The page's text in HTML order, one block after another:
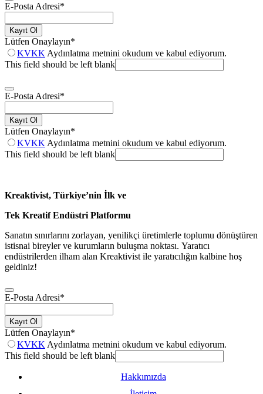
E-Posta Adresi*
Kayıt Ol
Lütfen Onaylayın*
KVKK Aydınlatma metnini okudum ve kabul ediyorum.
This field should be left blank
E-Posta Adresi*
Kayıt Ol
Lütfen Onaylayın*
KVKK Aydınlatma metnini okudum ve kabul ediyorum.
This field should be left blank
Kreaktivist, Türkiye’nin İlk ve
Tek Kreatif Endüstri Platformu
Sanatın sınırlarını zorlayan, yenilikçi üretimlerle toplumu dönüştüren
istisnai bireyler ve kurumların buluşma noktası. Yaratıcı
endüstrilerden ilham alan Kreaktivist ile yaratıcılığın kalbine hoş
geldiniz!
E-Posta Adresi*
Kayıt Ol
Lütfen Onaylayın*
KVKK Aydınlatma metnini okudum ve kabul ediyorum.
This field should be left blank
Hakkımızda